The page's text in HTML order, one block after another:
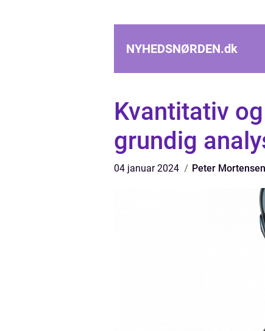
NYHEDSNØRDEN.dk
Kvantitativ
grundig
04 januar 2024 Peter Mortensen